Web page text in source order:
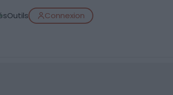
Outils Connexion